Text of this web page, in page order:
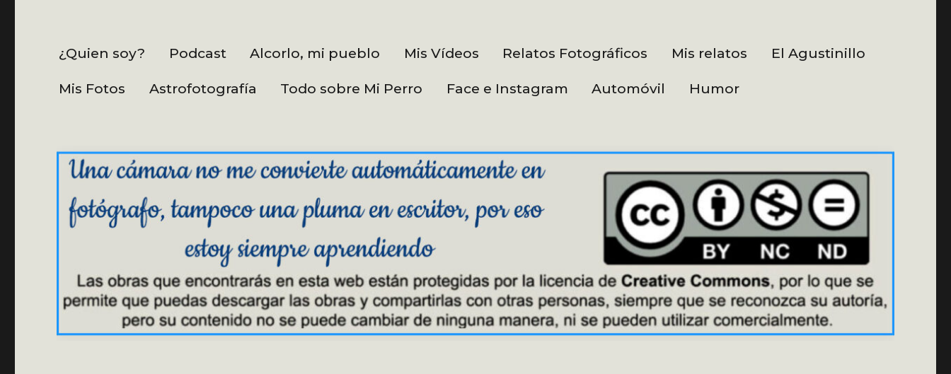
¿Quien soy? Podcast Alcorlo, mi pueblo Mis Vídeos Relatos Fotográficos Mis relatos El Agustinillo
Mis Fotos Astrofotografía Todo sobre Mi Perro Face e Instagram Automóvil Humor